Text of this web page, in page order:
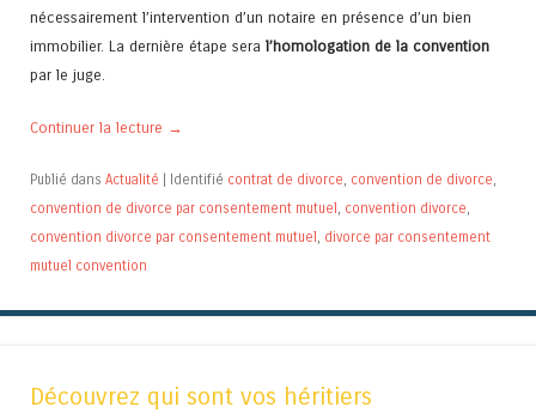
nécessairement l’intervention d’un notaire en présence d’un bien
immobilier. La dernière étape sera l’homologation de la convention
par le juge.
Continuer la lecture →
Publié dans Actualité | Identifié contrat de divorce convention de divorce
convention de divorce par consentement mutuel convention divorce
convention divorce par consentement mutuel divorce par consentement
mutuel convention
Découvrez qui sont vos héritiers